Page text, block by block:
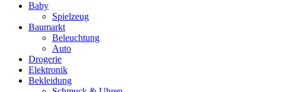
Baby
Spielzeug
Baumarkt
Beleuchtung
Auto
Drogerie
Elektronik
Bekleidung